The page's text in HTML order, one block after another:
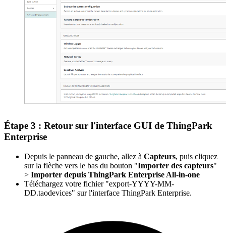
Étape 3 : Retour sur l'interface GUI de ThingPark
Enterprise
Depuis le panneau de gauche, allez à Capteurs, puis cliquez
sur la flèche vers le bas du bouton "Importer des capteurs"
> Importer depuis ThingPark Enterprise All-in-one
Téléchargez votre fichier "export-YYYY-MM-
DD.taodevices" sur l'interface ThingPark Enterprise.